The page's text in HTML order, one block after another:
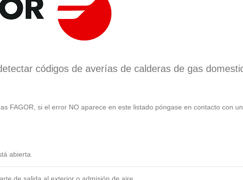
códigos de averías de calderas de gas
FAGOR, si el error NO aparece en este listado póngase en contacto con
abierta.